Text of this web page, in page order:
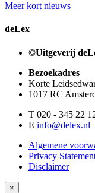
Meer kort nieuws
deLex
©Uitgeverij
Bezoekadres
Korte
1017 RC
T 020 - 345 22
E info@delex.nl
Algemene
Privacy
Disclaimer
×